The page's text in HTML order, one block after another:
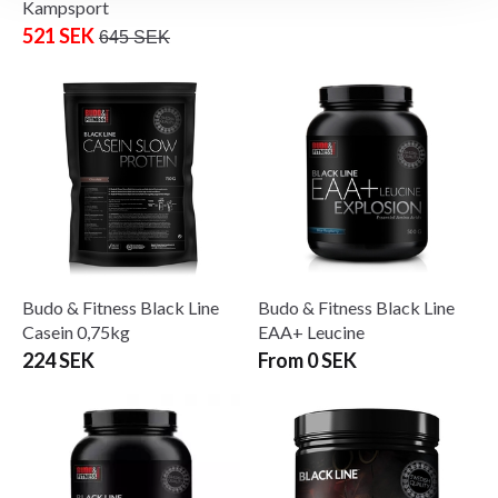
Kampsport
521 SEK 645 SEK
Budo & Fitness Black Line
Casein 0,75kg
224 SEK
Budo & Fitness Black Line
EAA+ Leucine
From 0 SEK